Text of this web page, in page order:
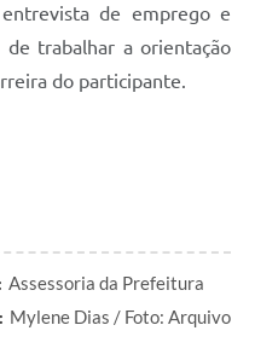
de emprego e
trabalhar a orientação
do participante.
Assessoria da Prefeitura
Mylene Dias / Foto: Arquivo